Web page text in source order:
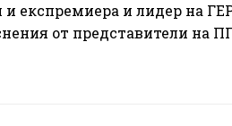
експремиера и лидер на
от представители на